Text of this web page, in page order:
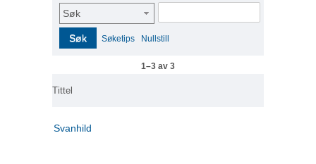
Søk
Søk Søketips Nullstill
1–3 av 3
Tittel
Svanhild